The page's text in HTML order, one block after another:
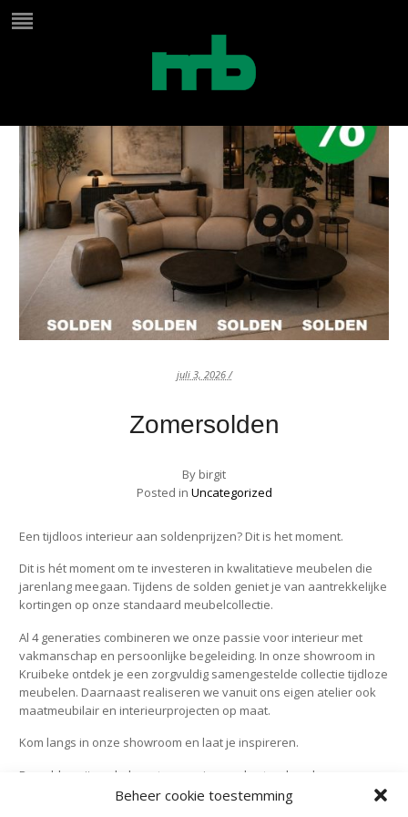
Beheer cookie toestemming
juli 3, 2026 /
Zomersolden
By birgit
Posted in Uncategorized
Een tijdloos interieur aan soldenprijzen? Dit is het moment.
Dit is hét moment om te investeren in kwalitatieve meubelen die
jarenlang meegaan. Tijdens de solden geniet je van aantrekkelijke
kortingen op onze standaard meubelcollectie.
Al 4 generaties combineren we onze passie voor interieur met
vakmanschap en persoonlijke begeleiding. In onze showroom in
Kruibeke ontdek je een zorgvuldig samengestelde collectie tijdloze
meubelen. Daarnaast realiseren we vanuit ons eigen atelier ook
maatmeubilair en interieurprojecten op maat.
Kom langs in onze showroom en laat je inspireren.
De solden zijn enkel van toepassing op de standaard
meubelcollectie en niet op maatwerk of volledige